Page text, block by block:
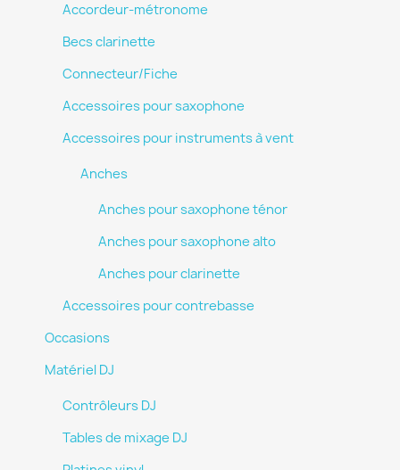
Accordeur-métronome
Becs clarinette
Connecteur/Fiche
Accessoires pour saxophone
Accessoires pour instruments à vent
Anches
Anches pour saxophone ténor
Anches pour saxophone alto
Anches pour clarinette
Accessoires pour contrebasse
Occasions
Matériel DJ
Contrôleurs DJ
Tables de mixage DJ